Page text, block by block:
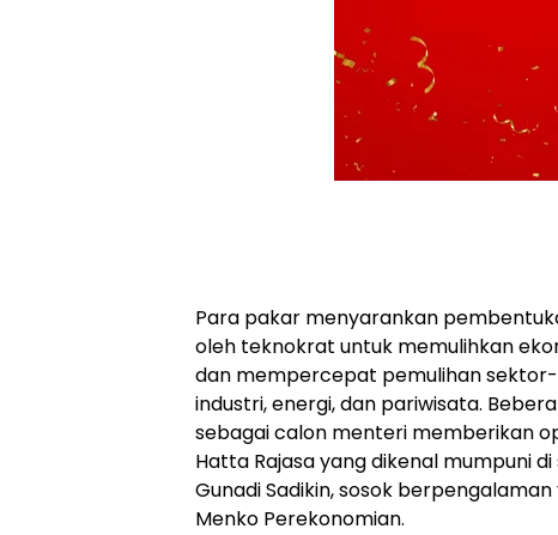
Para pakar menyarankan
oleh teknokrat untuk memulihkan
dan mempercepat pemulihan
industri, energi, dan pariwisata.
sebagai calon menteri memberikan
Hatta Rajasa yang dikenal mumpuni
Gunadi Sadikin, sosok
Menko Perekonomian.